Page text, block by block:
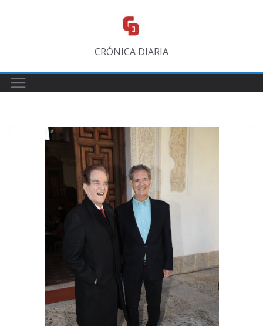
CRÓNICA DIARIA